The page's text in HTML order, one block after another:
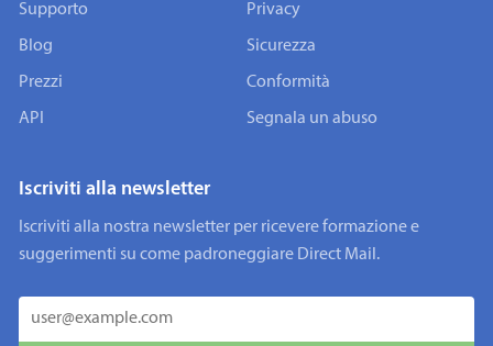
Supporto
Blog
Prezzi
API
Privacy
Sicurezza
Conformità
Segnala un abuso
Iscriviti alla newsletter
Iscriviti alla nostra newsletter per ricevere formazione e
suggerimenti su come padroneggiare Direct Mail.